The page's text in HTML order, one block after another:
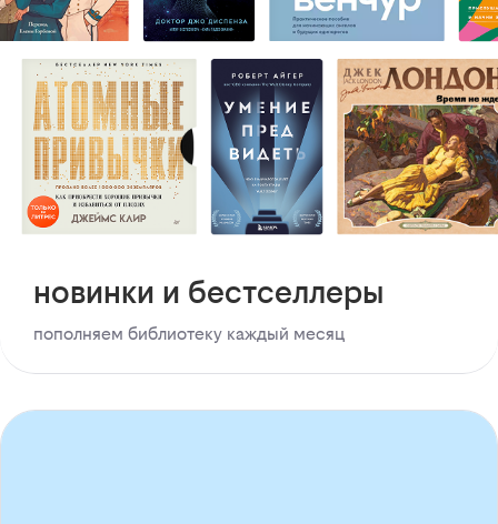
новинки и бестселлеры
пополняем библиотеку каждый месяц